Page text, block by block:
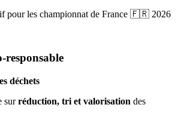
pour les championnat de France 🇫🇷 2026
responsable
déchets
surréduction, tri et valorisation des